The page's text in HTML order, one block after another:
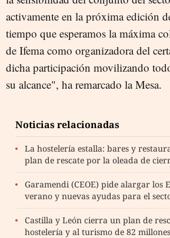
activamente en la próxima edición
tiempo que esperamos la máxima
de Ifema como organizadora del
dicha participación movilizando
su alcance", ha remarcado la Mesa.
Noticias relacionadas
La hostelería estalla: bares y
plan de rescate por la oleada de
Garamendi (CEOE) pide alargar los
verano y nuevas ayudas para el
Castilla y León cierra un plan de
hostelería y al turismo de 82 millones